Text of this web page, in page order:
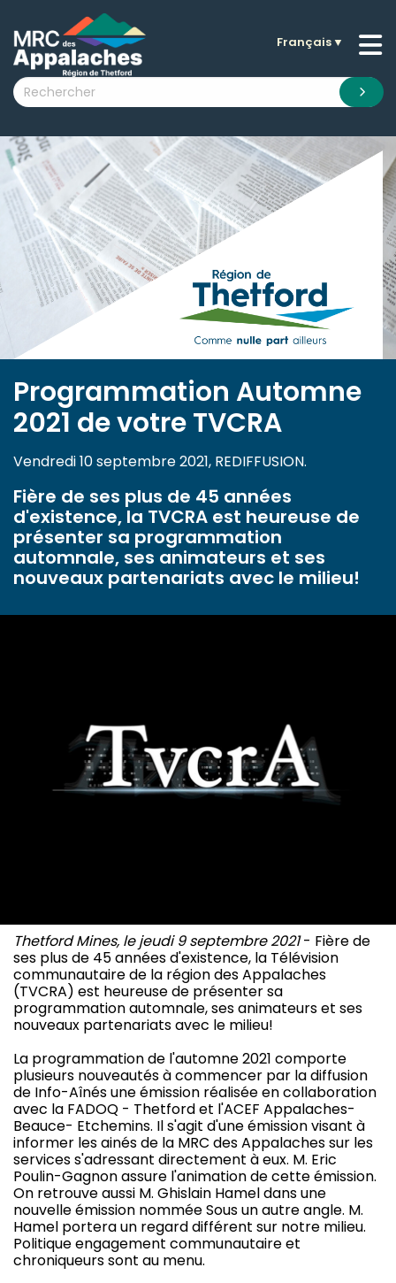
submenu (La MRC )
submenu (Citoyens )
submenu (Visiteurs )
submenu (Nouvelles )
submenu (Documentation )
Français▼
Programmation Automne
2021 de votre TVCRA
Vendredi 10 septembre 2021, REDIFFUSION.
Fière de ses plus de 45 années
d'existence, la TVCRA est heureuse de
présenter sa programmation
automnale, ses animateurs et ses
nouveaux partenariats avec le milieu!
Thetford Mines, le jeudi 9 septembre 2021- Fière de
ses plus de 45 années d'existence, la Télévision
communautaire de la région des Appalaches
(TVCRA) est heureuse de présenter sa
programmation automnale, ses animateurs et ses
nouveaux partenariats avec le milieu!
La programmation de l'automne 2021 comporte
plusieurs nouveautés à commencer par la diffusion
de Info-Aînés une émission réalisée en collaboration
avec la FADOQ - Thetford et l'ACEF Appalaches-
Beauce- Etchemins. Il s'agit d'une émission visant à
informer les ainés de la MRC des Appalaches sur les
services s'adressant directement à eux. M. Eric
Poulin-Gagnon assure l'animation de cette émission.
On retrouve aussi M. Ghislain Hamel dans une
nouvelle émission nommée Sous un autre angle. M.
Hamel portera un regard différent sur notre milieu.
Politique engagement communautaire et
chroniqueurs sont au menu.